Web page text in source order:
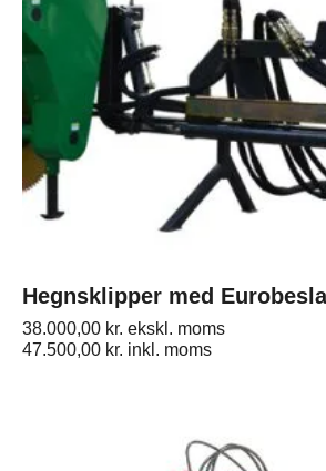
Hegnsklipper med
38.000,00 kr. ekskl. moms
47.500,00 kr. inkl. moms